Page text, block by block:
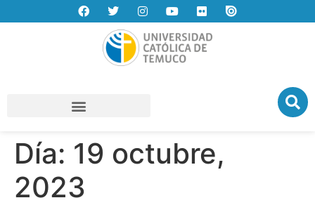
Día: 19 octubre,
2023